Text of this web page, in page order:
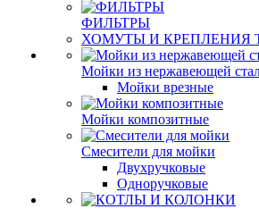
ФИЛЬТРЫ
ХОМУТЫ И КРЕПЛЕНИЯ
Мойки из нержавеющей
Мойки врезные
Мойки композитные
Смесители для мойки
Двухручковые
Одноручковые